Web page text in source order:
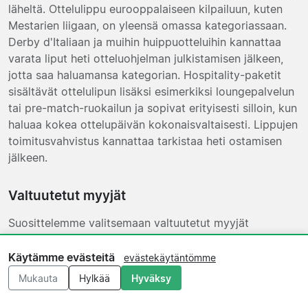
läheltä. Ottelulippu eurooppalaiseen kilpailuun, kuten
Mestarien liigaan, on yleensä omassa kategoriassaan.
Derby d'Italiaan ja muihin huippuotteluihin kannattaa
varata liput heti otteluohjelman julkistamisen jälkeen,
jotta saa haluamansa kategorian. Hospitality-paketit
sisältävät ottelulipun lisäksi esimerkiksi loungepalvelun
tai pre-match-ruokailun ja sopivat erityisesti silloin, kun
haluaa kokea ottelupäivän kokonaisvaltaisesti. Lippujen
toimitusvahvistus kannattaa tarkistaa heti ostamisen
jälkeen.
Valtuutetut myyjät
Suosittelemme valitsemaan valtuutetut myyjät
Juventus-lippuja ostaessa. Käytännössä tämä tarkoittaa
kumppania, jolla on selkeä palautuskäytäntö,
tavoitettava asiakaspalvelu ja dokumentoitu
toimintahistoria. Osa kumppaneista on virallisia
Käytämme evästeitä
evästekäytäntömme
Mukauta
Hylkää Hyväksy